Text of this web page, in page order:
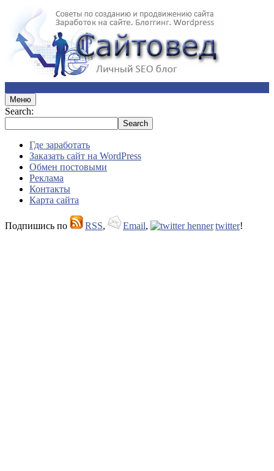
Меню
Search:
Где заработать
Заказать сайт на WordPress
Обмен постовыми
Реклама
Контакты
Карта сайта
Подпишись по RSS, Email, twitter!